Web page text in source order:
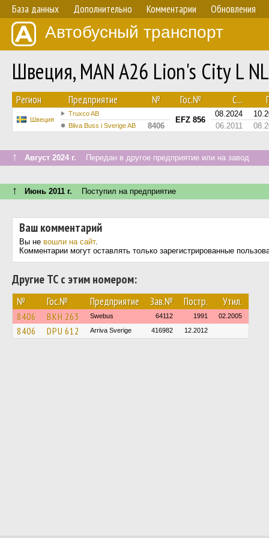
База данных Дополнительно Комментарии Обновления
Автобусный транспорт
Швеция, MAN A26 Lion's City L
Регион Предприятие № Гос.№ С...
Швеция
Truxco AB
EFZ 856
08.2024
Bliva Buss i Sverige AB 8406 06.2011
↑ Август 2024 г. Передан в другое предприятие или на завод
↑ Июнь 2011 г. Поступил на предприятие
Ваш комментарий
Вы не вошли на сайт.
Комментарии могут оставлять только зарегистрированные
Другие ТС с этим номером:
№ Гос.№ Предприятие Зав.№ Постр. Утил.
8406 BKH 263 Swebus 64112 1991 02.2005
8406 DPU 612 Arriva Sverige 416982 12.2012